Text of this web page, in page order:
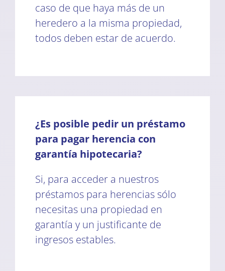
caso de que haya más de un
heredero a la misma propiedad,
todos deben estar de acuerdo.
¿Es posible pedir un préstamo
para pagar herencia con
garantía hipotecaria?
Si, para acceder a nuestros
préstamos para herencias sólo
necesitas una propiedad en
garantía y un justificante de
ingresos estables.